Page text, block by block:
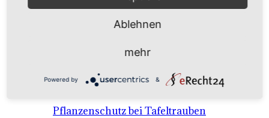
Anbausysteme & Recht
Tafeltrauben A-Z Sortenbeschreibungen
Tafeltraubenanbau - rechtliche
Voraussetzungen
Pflanzenschutz bei Tafeltrauben
Ablehnen
mehr
Powered by &